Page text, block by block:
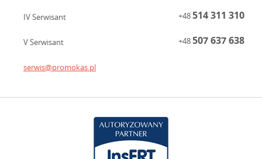
IV Serwisant +48514 311 310
V Serwisant +48507 637 638
serwis@promokas.pl